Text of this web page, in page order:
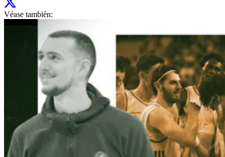
Véase también: